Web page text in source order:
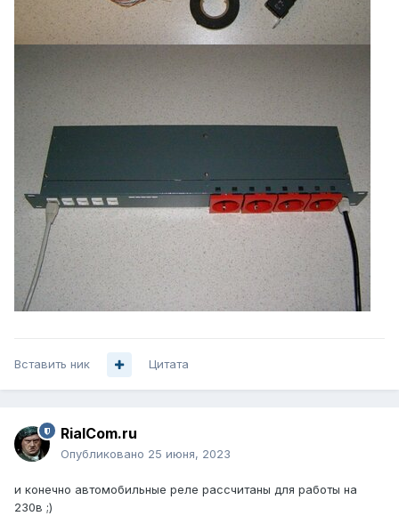
Вставить ник Цитата
RialCom.ru
Опубликовано 25 июня, 2023
и конечно автомобильные реле рассчитаны для работы на
230в ;)